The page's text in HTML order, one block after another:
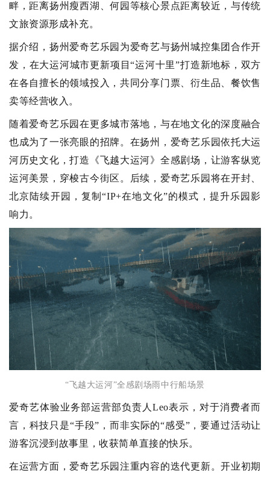
畔，距离扬州瘦西湖、何园等核心景点距离较近，与传统
文旅资源形成补充。
据介绍，扬州爱奇艺乐园为爱奇艺与扬州城控集团合作开
发，在大运河城市更新项目“运河十里”打造新地标，双方
在各自擅长的领域投入，共同分享门票、衍生品、餐饮售
卖等经营收入。
随着爱奇艺乐园在更多城市落地，与在地文化的深度融合
也成为了一张亮眼的招牌。在扬州，爱奇艺乐园依托大运
河历史文化，打造
《飞越大运河》全感剧场 ，让游客纵览
运河美景，穿梭古今街区。后续，爱奇艺乐园将在开封、
北京陆续开园，复制“IP+在地文化”的模式，提升乐园影
响力。
“飞越大运河”全感剧场雨中行船场景
爱奇艺体验业务部运营部负责人Leo表示，对于消费者而
言，科技只是“手段”，而非实际的“感受”，要通过活动让
游客沉浸到故事里，收获简单直接的快乐。
在运营方面，爱奇艺乐园注重内容的迭代更新。开业初期